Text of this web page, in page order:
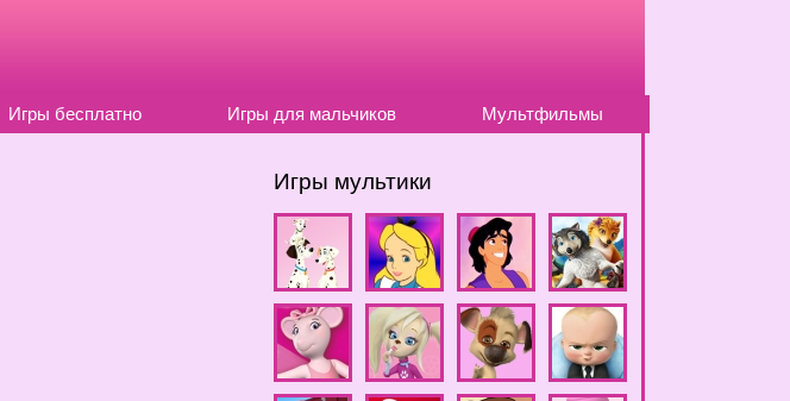
Игры бесплатно Игры для мальчиков Мультфильмы
Игры мультики